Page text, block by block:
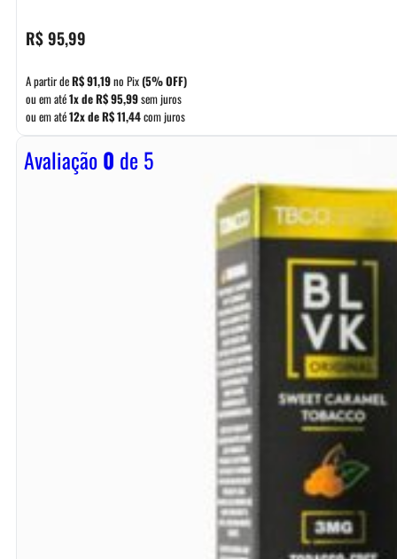
R$95,99
A partir deR$91,19no Pix(5% OFF)
ou em até1x deR$95,99sem juros
ou em até12x deR$11,44com juros
Avaliação0 de 5